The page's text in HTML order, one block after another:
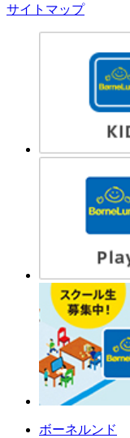
サイトマップ
ボーネルンド